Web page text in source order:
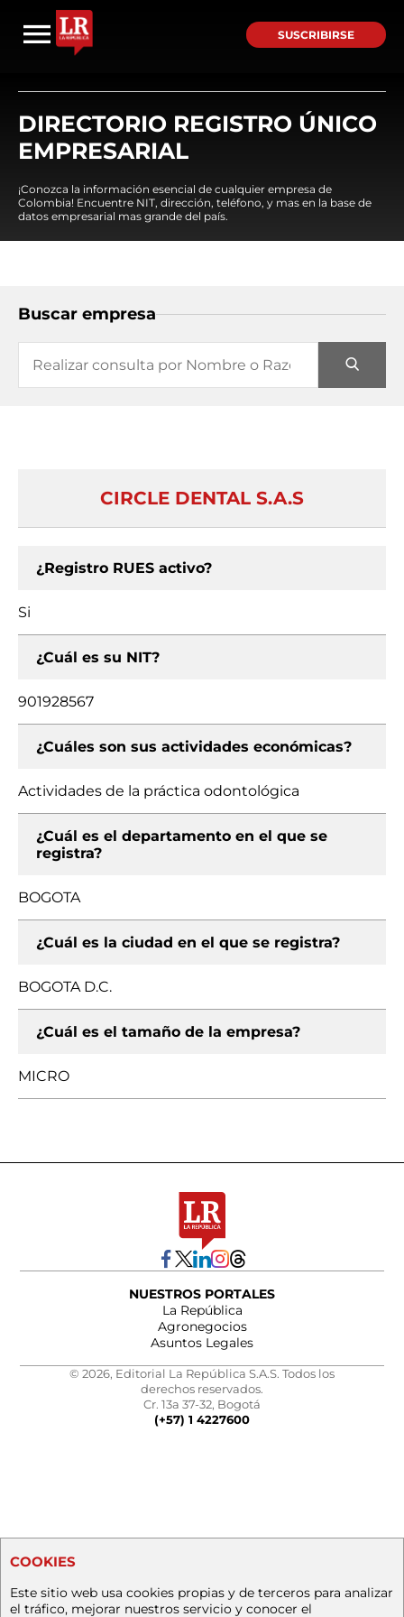
SUSCRIBIRSE
DIRECTORIO REGISTRO ÚNICO
EMPRESARIAL
¡Conozca la información esencial de cualquier empresa de
Colombia! Encuentre NIT, dirección, teléfono, y mas en la base de
datos empresarial mas grande del país.
Buscar empresa
CIRCLE DENTAL S.A.S
¿Registro RUES activo?
Si
¿Cuál es su NIT?
901928567
¿Cuáles son sus actividades económicas?
Actividades de la práctica odontológica
¿Cuál es el departamento en el que se
registra?
BOGOTA
¿Cuál es la ciudad en el que se registra?
BOGOTA D.C.
¿Cuál es el tamaño de la empresa?
MICRO
NUESTROS PORTALES
La República
Agronegocios
Asuntos Legales
© 2026, Editorial La República S.A.S. Todos los
derechos reservados.
Cr. 13a 37-32, Bogotá
(+57) 1 4227600
COOKIES
Este sitio web usa cookies propias y de terceros para analizar
el tráfico, mejorar nuestros servicio y conocer el